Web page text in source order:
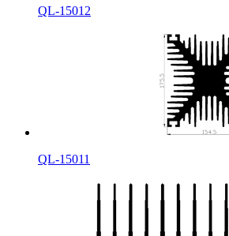
QL-15012
QL-15011